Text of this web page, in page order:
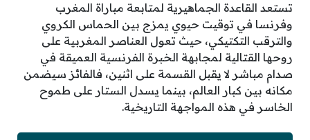
تستعد القاعدة الجماهيرية لمتابعة مباراة المغرب
وفرنسا في توقيت حيوي يمزج بين الحماس الكروي
والترقب التكتيكي، حيث تعول العناصر المغربية على
روحها القتالية لمجابهة الخبرة الفرنسية العميقة في
صدام مباشر لا يقبل القسمة على اثنين، فالفائز سيضمن
مكانه بين كبار العالم، بينما يسدل الستار على طموح
الخاسر في هذه المواجهة التاريخية.